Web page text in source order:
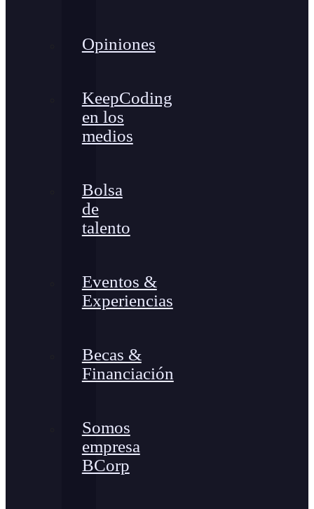
Opiniones
KeepCoding
en los
medios
Bolsa
de
talento
Eventos &
Experiencias
Becas &
Financiación
Somos
empresa
BCorp